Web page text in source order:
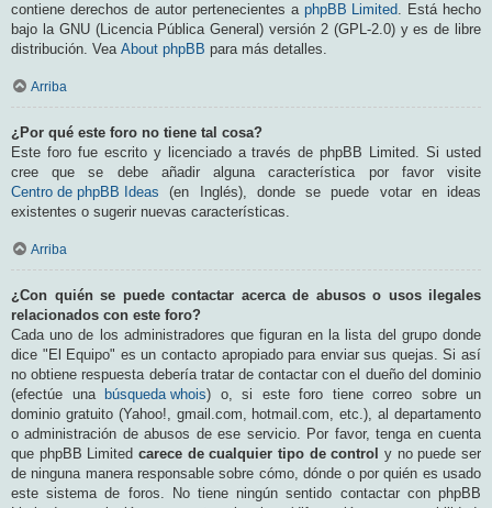
contiene derechos de autor pertenecientes a phpBB Limited. Está hecho
bajo la GNU (Licencia Pública General) versión 2 (GPL-2.0) y es de libre
distribución. Vea About phpBB para más detalles.
Arriba
¿Por qué este foro no tiene tal cosa?
Este foro fue escrito y licenciado a través de phpBB Limited. Si usted
cree que se debe añadir alguna característica por favor visite
Centro de phpBB Ideas (en Inglés), donde se puede votar en ideas
existentes o sugerir nuevas características.
Arriba
¿Con quién se puede contactar acerca de abusos o usos ilegales
relacionados con este foro?
Cada uno de los administradores que figuran en la lista del grupo donde
dice "El Equipo" es un contacto apropiado para enviar sus quejas. Si así
no obtiene respuesta debería tratar de contactar con el dueño del dominio
(efectúe una
búsqueda whois) o, si este foro tiene correo sobre un
dominio gratuito (Yahoo!, gmail.com, hotmail.com, etc.), al departamento
o administración de abusos de ese servicio. Por favor, tenga en cuenta
que phpBB Limited carece de cualquier tipo de control y no puede ser
de ninguna manera responsable sobre cómo, dónde o por quién es usado
este sistema de foros. No tiene ningún sentido contactar con phpBB